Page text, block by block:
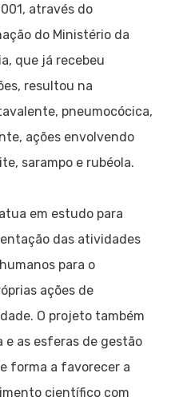
através do
do Ministério da
que já recebeu
resultou na
pneumocócica,
ações envolvendo
sarampo e rubéola.
em estudo para
das atividades
para o
ações de
O projeto também
e as esferas de gestão
forma a favorecer a
científico com